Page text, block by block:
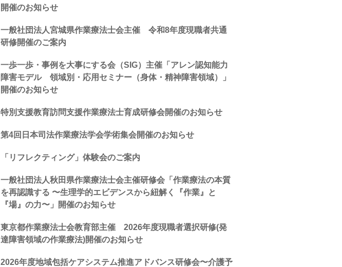
開催のお知らせ
一般社団法人宮城県作業療法士会主催 令和8年度現職者共通
研修開催のご案内
一歩一歩・事例を大事にする会（SIG）主催「アレン認知能力
障害モデル 領域別・応用セミナー（身体・精神障害領域）」
開催のお知らせ
特別支援教育訪問支援作業療法士育成研修会開催のお知らせ
第4回日本司法作業療法学会学術集会開催のお知らせ
「リフレクティング」体験会のご案内
一般社団法人秋田県作業療法士会主催研修会「作業療法の本質
を再認識する 〜生理学的エビデンスから紐解く『作業』と
『場』の力〜」開催のお知らせ
東京都作業療法士会教育部主催 2026年度現職者選択研修(発
達障害領域の作業療法)開催のお知らせ
2026年度地域包括ケアシステム推進アドバンス研修会〜介護予